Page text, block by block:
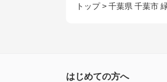
トップ> 千葉県 千葉市
はじめての方へ